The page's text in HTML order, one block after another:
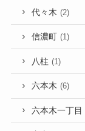
代々木 (2)
信濃町 (1)
八柱 (1)
六本木 (6)
六本木一丁目